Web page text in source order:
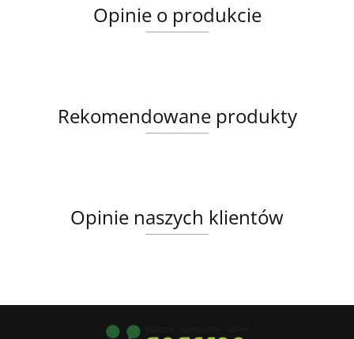
Opinie o produkcie
Rekomendowane produkty
Opinie naszych klientów